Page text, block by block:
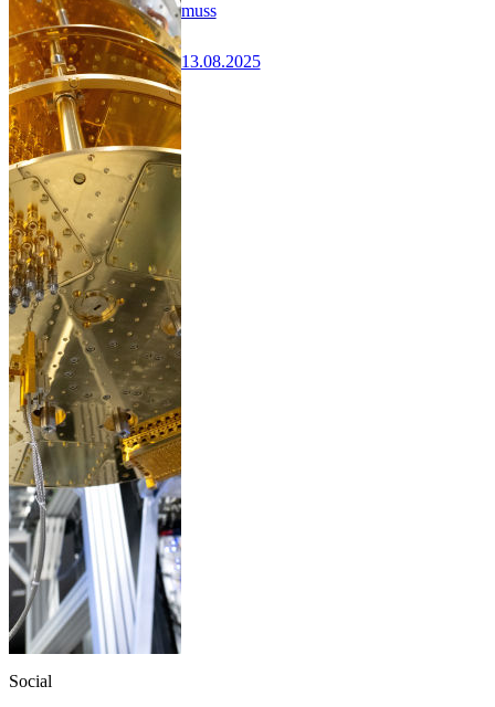
muss
13.08.2025
Social